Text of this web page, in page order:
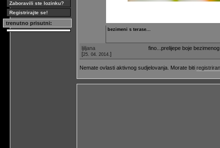
Zaboravili ste lozinku?
Registrirajte se!
trenutno prisutni:
bezimeni s terase...
ljiljana
[25. 04. 2014. ]
fino...prelijepe boje
Nemate ovlasti aktivnog sudjelovanja. Morate biti